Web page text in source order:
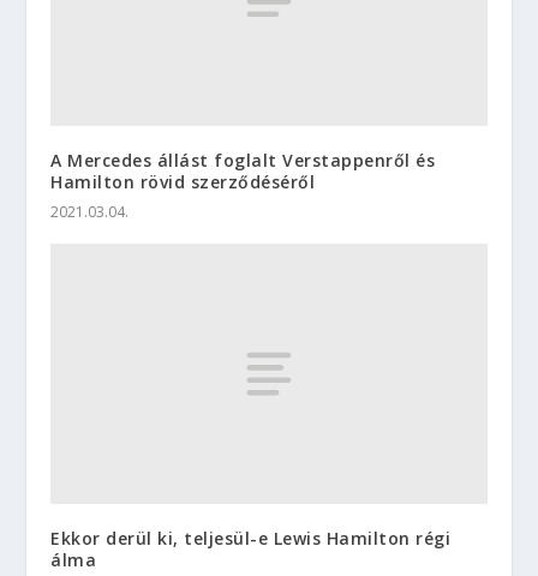
A Mercedes állást foglalt Verstappenről és
Hamilton rövid szerződéséről
2021.03.04.
Ekkor derül ki, teljesül-e Lewis Hamilton régi
álma